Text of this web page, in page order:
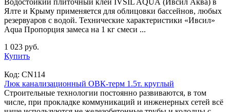
Ялте и Крыму применяется для облицовки бассейнов, любых
резервуаров с водой. Технические характеристики «Ивсил»
Aqua Пропорция замеса на 1 кг смеси ...
1 023 руб.
Купить
Код: CN114
Люк канализационный ОВК-терм 1.5т. круглый
Строительные технологии постоянно развиваются, в том
числе, при прокладке коммуникаций и инженерных сетей всё